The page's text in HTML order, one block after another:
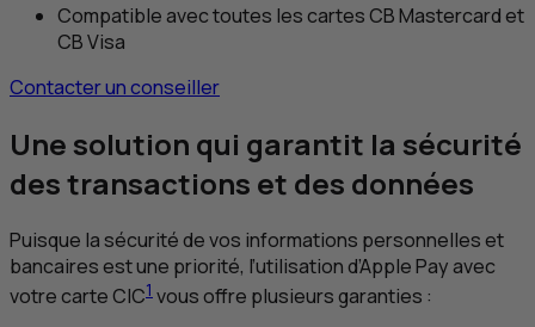
Compatible avec toutes les cartesCBMastercard et
CBVisa
Contacter un conseiller
Une solution qui garantit la sécurité
des transactions et des données
Puisque la sécurité de vos informations personnelles et
bancaires est une priorité, l’utilisation d’Apple Pay avec
votre carteCIC1 vous offre plusieurs garanties :